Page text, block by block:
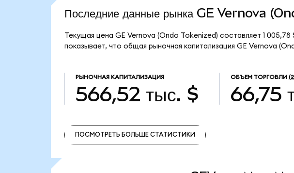
Последние данные рынка GE Vernova
Текущая цена GE Vernova (Ondo Tokenized) составляет 1
показывает, что общая рыночная капитализация GE Vernova
РЫНОЧНАЯ КАПИТАЛИЗАЦИЯ
566,52 тыс. $
ОБЪЕМ ТОРГОВЛИ
66,75
ПОСМОТРЕТЬ БОЛЬШЕ СТАТИСТИКИ